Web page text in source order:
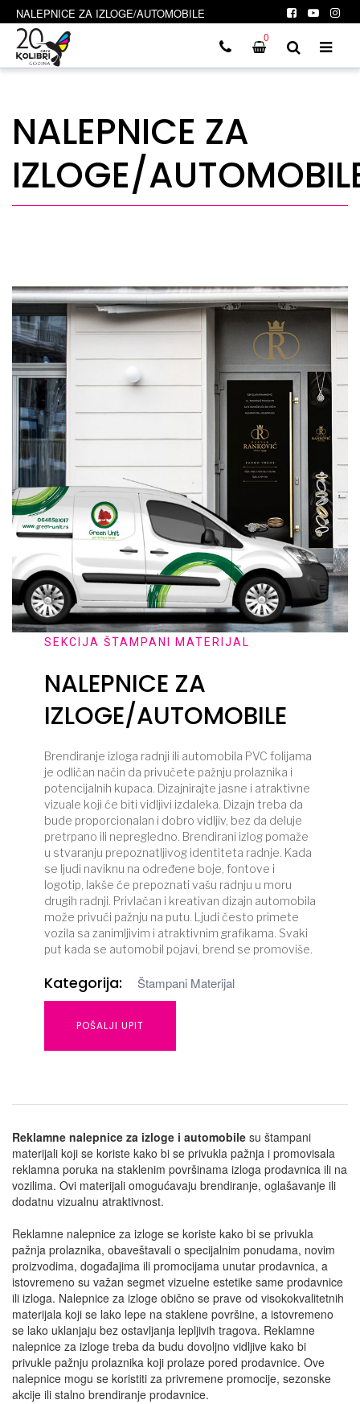
NALEPNICE ZA IZLOGE/AUTOMOBILE
0
NALEPNICE ZA
IZLOGE/
SEKCIJA ŠTAMPANI MATERIJAL
NALEPNICE ZA
IZLOGE/AUTOMOBILE
Brendiranje izloga radnji ili automobila PVC folijama
je odličan način da privučete pažnju prolaznika i
potencijalnih kupaca. Dizajnirajte jasne i atraktivne
vizuale koji će biti vidljivi izdaleka. Dizajn treba da
bude proporcionalan i dobro vidljiv, bez da deluje
pretrpano ili nepregledno. Brendirani izlog pomaže
u stvaranju prepoznatljivog identiteta radnje. Kada
se ljudi naviknu na određene boje, fontove i
logotip, lakše će prepoznati vašu radnju u moru
drugih radnji. Privlačan i kreativan dizajn automobila
može privući pažnju na putu. Ljudi često primete
vozila sa zanimljivim i atraktivnim grafikama. Svaki
put kada se automobil pojavi, brend se promoviše.
Kategorija: Štampani Materijal
POŠALJI UPIT
Reklamne nalepnice za izloge i automobile su štampani
materijali koji se koriste kako bi se privukla pažnja i promovisala
reklamna poruka na staklenim površinama izloga prodavnica ili na
vozilima. Ovi materijali omogućavaju brendiranje, oglašavanje ili
dodatnu vizualnu atraktivnost.
Reklamne nalepnice za izloge se koriste kako bi se privukla
pažnja prolaznika, obaveštavali o specijalnim ponudama, novim
proizvodima, događajima ili promocijama unutar prodavnica, a
istovremeno su važan segmet vizuelne estetike same prodavnice
ili izloga. Nalepnice za izloge obično se prave od visokokvalitetnih
materijala koji se lako lepe na staklene površine, a istovremeno
se lako uklanjaju bez ostavljanja lepljivih tragova. Reklamne
nalepnice za izloge treba da budu dovoljno vidljive kako bi
privukle pažnju prolaznika koji prolaze pored prodavnice. Ove
nalepnice mogu se koristiti za privremene promocije, sezonske
akcije ili stalno brendiranje prodavnice.